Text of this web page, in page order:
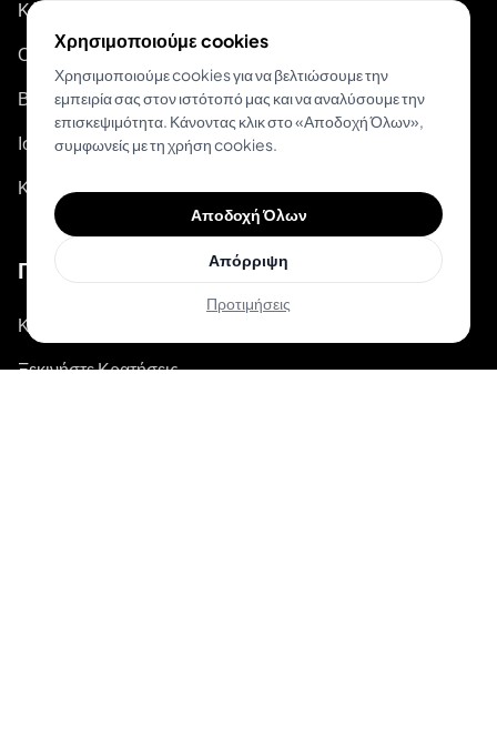
Κέντρο Βοήθειας
Οδηγοί Τατουάζ
Βίντεο-οδηγοί στο Youtube
Ιστολόγιο
Κατάσταση Συστήματος
Για Tattoo Artists
Κράτηση & Πληρωμή
Ξεκινήστε Κρατήσεις
Χρησιμοποιούμε cookies
Χρησιμοποιούμε cookies για να βελτιώσουμε την
εμπειρία σας στον ιστότοπό μας και να αναλύσουμε την
επισκεψιμότητα. Κάνοντας κλικ στο «Αποδοχή Όλων»,
συμφωνείς με τη χρήση cookies.
Αποδοχή Όλων
Απόρριψη
Προτιμήσεις